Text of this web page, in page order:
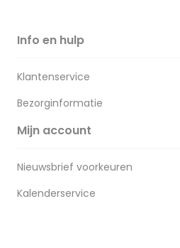
Info en hulp
Klantenservice
Bezorginformatie
Mijn account
Nieuwsbrief voorkeuren
Kalenderservice